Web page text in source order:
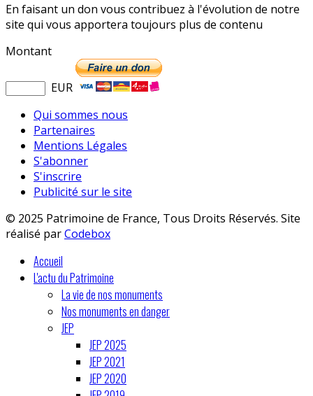
En faisant un don vous contribuez à l'évolution de notre
site qui vous apportera toujours plus de contenu
Montant
EUR
Qui sommes nous
Partenaires
Mentions Légales
S'abonner
S'inscrire
Publicité sur le site
© 2025 Patrimoine de France, Tous Droits Réservés. Site
réalisé parCodebox
Accueil
L'actu du Patrimoine
La vie de nos monuments
Nos monuments en danger
JEP
JEP 2025
JEP 2021
JEP 2020